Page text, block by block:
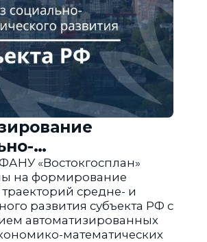
развития
РФ
«Востокгосплан»
на формирование
средне- и
развития субъекта РФ с
автоматизированных
математических